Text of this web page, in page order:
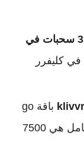
لديك 3 سحبات في
. في باقات ليجند go plan في كليفرر
klivvr
باقة go
او التوثيق الشبه كامل هي 7500